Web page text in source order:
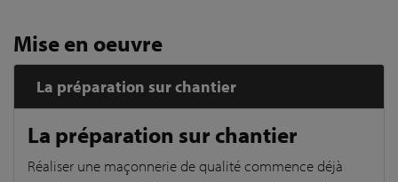
Mise en oeuvre
La préparation sur chantier
La préparation sur chantier
Réaliser une maçonnerie de qualité commence déjà